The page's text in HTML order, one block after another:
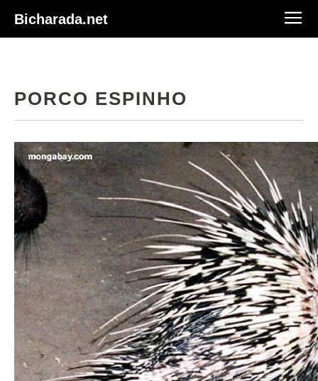
Bicharada.net
PORCO ESPINHO